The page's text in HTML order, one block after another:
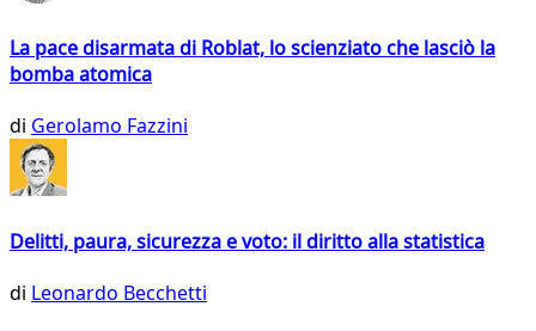
La pace disarmata di Roblat, lo scienziato che lasciò la
bomba atomica
di Gerolamo Fazzini
Delitti, paura, sicurezza e voto: il diritto alla statistica
di Leonardo Becchetti